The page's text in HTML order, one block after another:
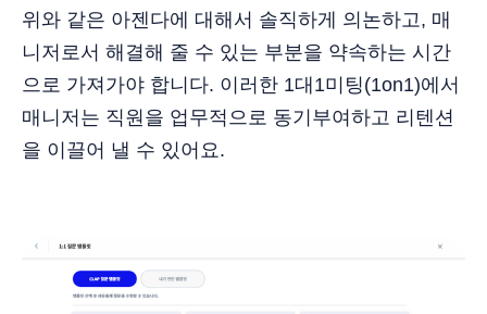
위와 같은 아젠다에 대해서 솔직하게 의논하고, 매
니저로서 해결해 줄 수 있는 부분을 약속하는 시간
으로 가져가야 합니다. 이러한 1대1미팅(1on1)에서
매니저는 직원을 업무적으로 동기부여하고 리텐션
을 이끌어 낼 수 있어요.